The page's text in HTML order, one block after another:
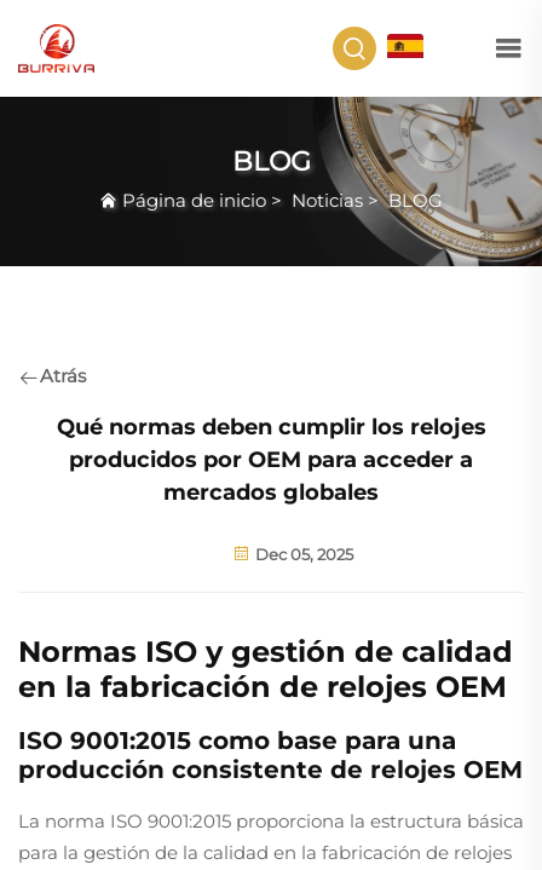
BLOG
Página de inicio > Noticias >BLOG
Atrás
Qué normas deben cumplir los relojes
producidos por OEM para acceder a
mercados globales
Dec 05, 2025
Normas ISO y gestión de calidad
en la fabricación de relojes OEM
ISO 9001:2015 como base para una
producción consistente de relojes OEM
La norma ISO 9001:2015 proporciona la estructura básica
para la gestión de la calidad en la fabricación de relojes